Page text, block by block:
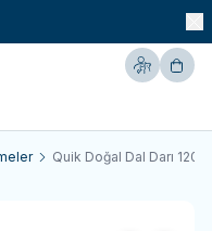
Hesabım
Quik Doğal Dal Darı